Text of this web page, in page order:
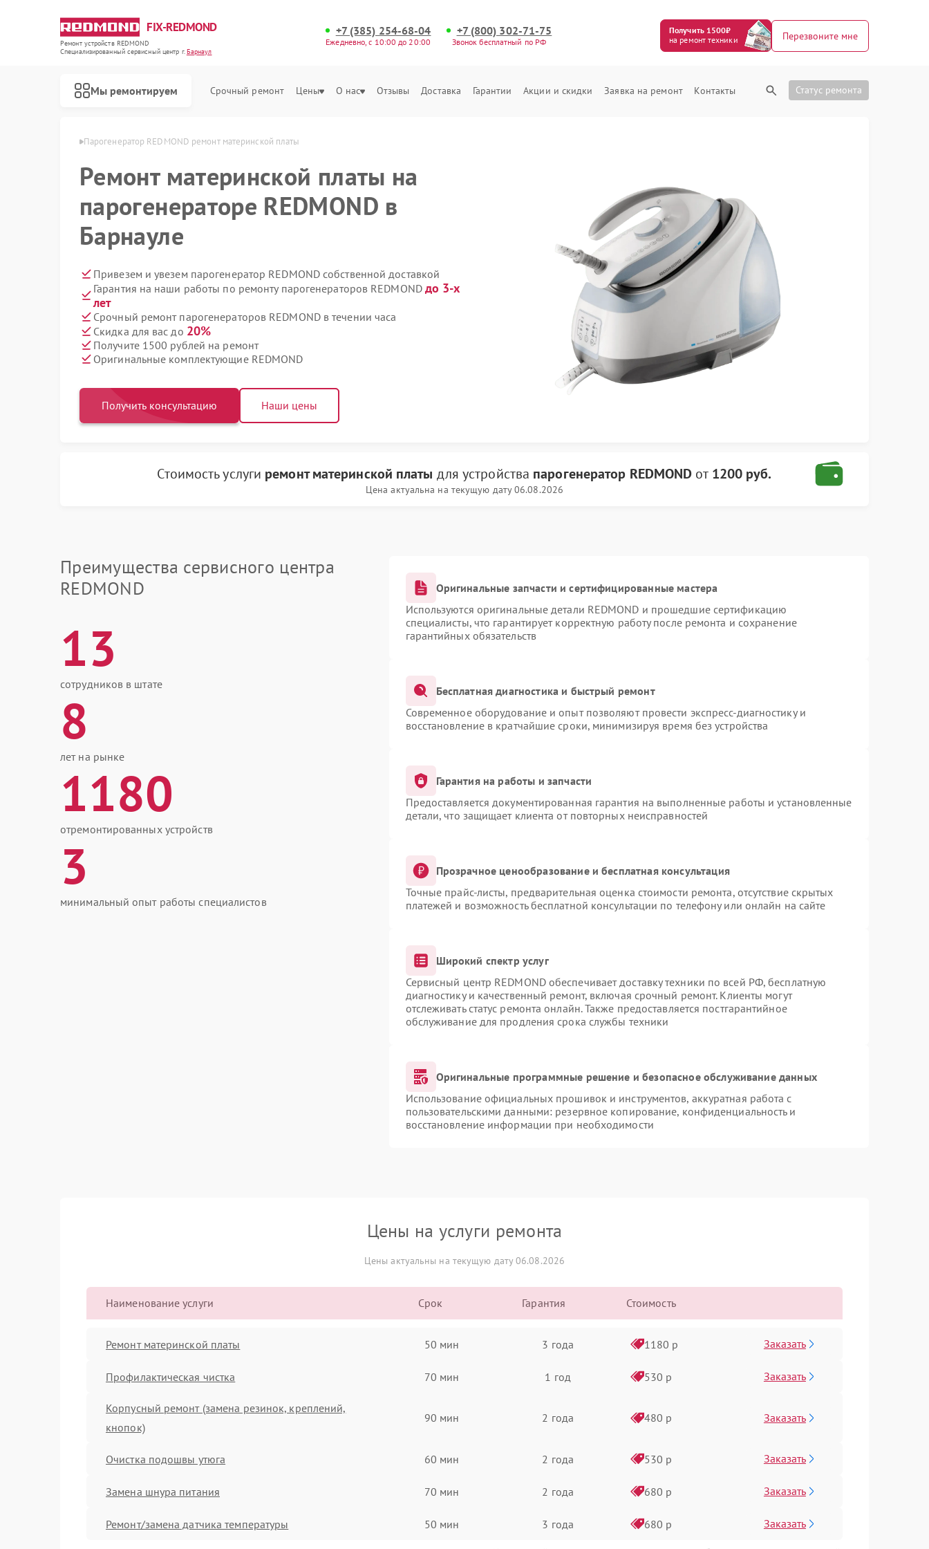
FIX-REDMOND
Ремонт устройств REDMOND
Специализированный cервисный центр г.Барнаул
+7 (385) 254-68-04
Ежедневно, с 10:00 до 20:00
+7 (800) 302-71-75
Звонок бесплатный по РФ
Получить 1500₽
на ремонт техники
Перезвоните мне
Мы ремонтируем Срочный ремонт Цены О нас Отзывы Доставка Гарантии Акции и скидки Заявка на ремонт Контакты Статус ремонта
Парогенератор REDMOND ремонт материнской платы
Ремонт материнской платы на
парогенераторе REDMOND в
Барнауле
Привезем и увезем парогенератор REDMOND собственной доставкой
Гарантия на наши работы по ремонту парогенераторов REDMOND до 3-х
лет
Срочный ремонт парогенераторов REDMOND в течении часа
Скидка для вас до 20%
Получите 1500 рублей на ремонт
Оригинальные комплектующие REDMOND
Получить консультацию Наши цены
Стоимость услуги ремонт материнской платы для устройства парогенератор REDMOND от 1200 руб.
Цена актуальна на текущую дату 06.08.2026
Преимущества сервисного центра
REDMOND
13
сотрудников в штате
8
лет на рынке
1180
отремонтированных устройств
3
минимальный опыт работы специалистов
Оригинальные запчасти и сертифицированные мастера
Используются оригинальные детали REDMOND и прошедшие сертификацию
специалисты, что гарантирует корректную работу после ремонта и сохранение
гарантийных обязательств
Бесплатная диагностика и быстрый ремонт
Современное оборудование и опыт позволяют провести экспресс-диагностику и
восстановление в кратчайшие сроки, минимизируя время без устройства
Гарантия на работы и запчасти
Предоставляется документированная гарантия на выполненные работы и установленные
детали, что защищает клиента от повторных неисправностей
Прозрачное ценообразование и бесплатная консультация
Точные прайс-листы, предварительная оценка стоимости ремонта, отсутствие скрытых
платежей и возможность бесплатной консультации по телефону или онлайн на сайте
Широкий спектр услуг
Сервисный центр REDMOND обеспечивает доставку техники по всей РФ, бесплатную
диагностику и качественный ремонт, включая срочный ремонт. Клиенты могут
отслеживать статус ремонта онлайн. Также предоставляется постгарантийное
обслуживание для продления срока службы техники
Оригинальные программные решение и безопасное обслуживание данных
Использование официальных прошивок и инструментов, аккуратная работа с
пользовательскими данными: резервное копирование, конфиденциальность и
восстановление информации при необходимости
Цены на услуги ремонта
Цены актуальны на текущую дату 06.08.2026
Наименование услуги Срок Гарантия Стоимость
Ремонт материнской платы 50 мин 3 года 1180 р Заказать
Профилактическая чистка 70 мин 1 год 530 р Заказать
Корпусный ремонт (замена резинок, креплений,
кнопок)
90 мин 2 года 480 р Заказать
Очистка подошвы утюга 60 мин 2 года 530 р Заказать
Замена шнура питания 70 мин 2 года 680 р Заказать
Ремонт/замена датчика температуры 50 мин 3 года 680 р Заказать